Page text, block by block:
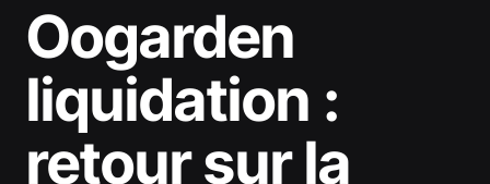
Oogarden
liquidation :
retour sur la